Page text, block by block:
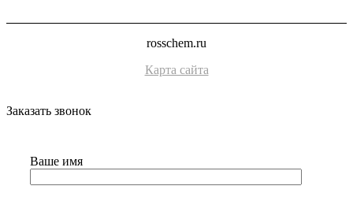
rosschem.ru
Карта сайта
Заказать звонок
Ваше имя